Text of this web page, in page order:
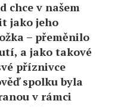
chce v našem
jako jeho
– přeměnilo
a jako takové
příznivce
spolku byla
v rámci